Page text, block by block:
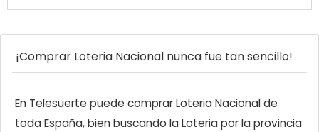
¡Comprar Loteria Nacional nunca fue tan sencillo!
En Telesuerte puede comprar Loteria Nacional de
toda España, bien buscando la Loteria por la provincia